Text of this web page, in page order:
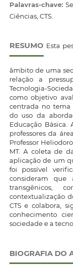
Palavras-chave:
Ciências, CTS.
RESUMO Esta
âmbito de uma
relação a
Tecnologia-
como objetivo
centrada no tema
do uso da
Educação
professores da
Professor
MT. A coleta de
aplicação de um
foi possível
consideram que
transgênicos,
contextualização
CTS e colabora,
conhecimento
sociedade e a
BIOGRAFIA DO